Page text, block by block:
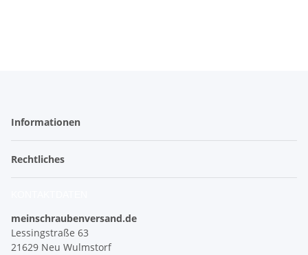
Informationen
Rechtliches
meinschraubenversand.de
Lessingstraße 63
21629 Neu Wulmstorf